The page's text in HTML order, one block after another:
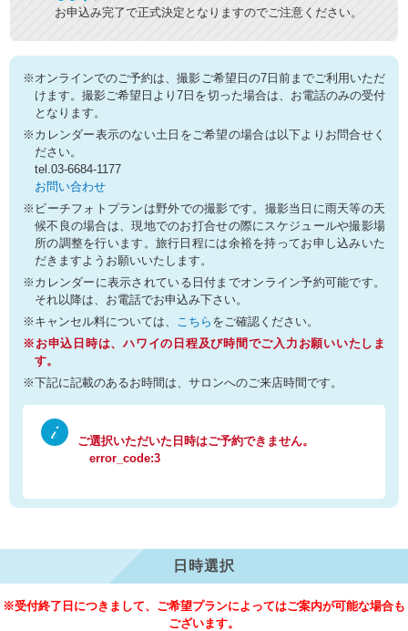
お申込み完了で正式決定となりますのでご注意ください。
※オンラインでのご予約は、撮影ご希望日の7日前までご利用いただ
けます。撮影ご希望日より7日を切った場合は、お電話のみの受付
となります。
※カレンダー表示のない土日をご希望の場合は以下よりお問合せく
ださい。
tel.03-6684-1177
お問い合わせ
※ビーチフォトプランは野外での撮影です。撮影当日に雨天等の天
候不良の場合は、現地でのお打合せの際にスケジュールや撮影場
所の調整を行います。旅行日程には余裕を持ってお申し込みいた
だきますようお願いいたします。
※カレンダーに表示されている日付までオンライン予約可能です。
それ以降は、お電話でお申込み下さい。
※キャンセル料については、 こちら をご確認ください。
※お申込日時は、ハワイの日程及び時間でご入力お願いいたしま
す。
※下記に記載のあるお時間は、サロンへのご来店時間です。
ご選択いただいた日時はご予約できません。
error_code:3
日時選択
※受付終了日につきまして、ご希望プランによってはご案内が可能な場合も
ございます。